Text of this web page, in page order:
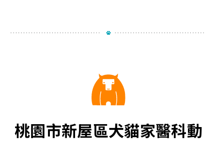
桃園市新屋區犬貓家醫科動